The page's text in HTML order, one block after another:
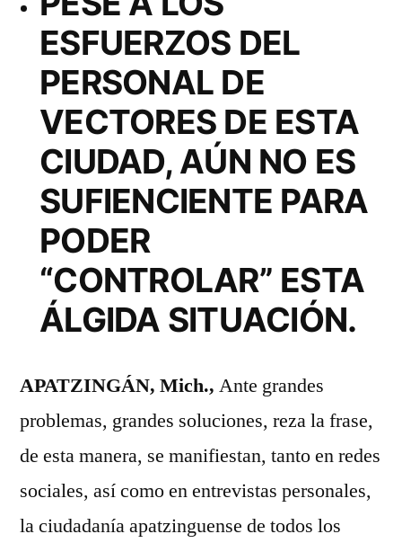
MOSQUITOS
ESFUERZOS DEL
PERSONAL DE
VECTORES DE ESTA
CIUDAD, AÚN NO ES
SUFIENCIENTE PARA
PODER
“CONTROLAR” ESTA
ÁLGIDA SITUACIÓN.
APATZINGÁN, Mich., Ante grandes
problemas, grandes soluciones, reza la frase,
de esta manera, se manifiestan, tanto en redes
sociales, así como en entrevistas personales,
la ciudadanía apatzinguense de todos los